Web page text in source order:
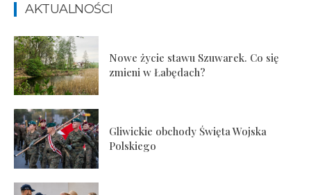
AKTUALNOŚCI
Nowe życie stawu Szuwarek. Co się
zmieni w Łabędach?
Gliwickie obchody Święta Wojska
Polskiego